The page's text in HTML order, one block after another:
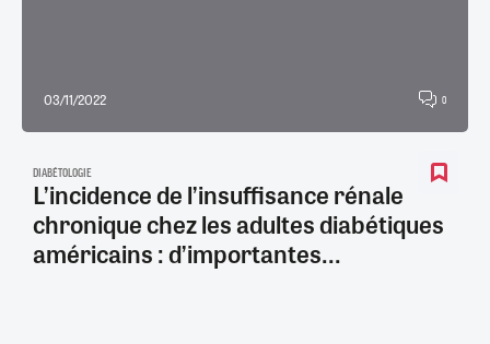
03/11/2022 0
DIABÉTOLOGIE
L’incidence de l’insuffisance rénale
chronique chez les adultes diabétiques
américains : d’importantes...